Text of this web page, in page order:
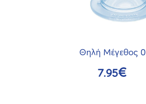
Θηλή Μέγεθος 0
7.95€